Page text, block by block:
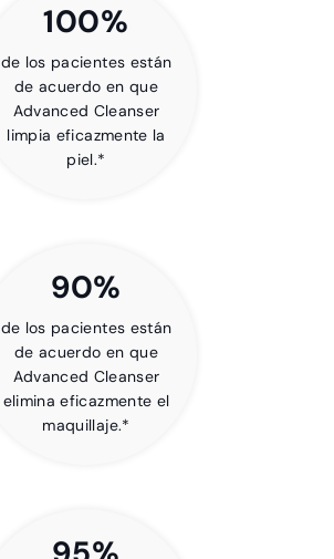
100%
de los pacientes están
de acuerdo en que
Advanced Cleanser
limpia eficazmente la
piel.*
90%
de los pacientes están
de acuerdo en que
Advanced Cleanser
elimina eficazmente el
maquillaje.*